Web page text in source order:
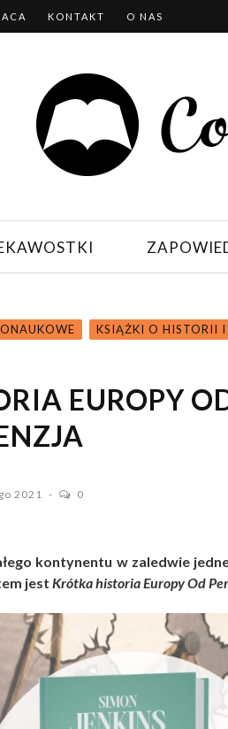
KONTAKT O NAS
KSIĄŻKI O HISTORII I
EUROPY
2021 0
kontynentu w zaledwie
jest Krótka historia Europy Od